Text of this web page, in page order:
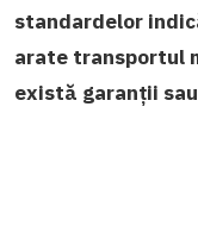
standardelor
arate transportul
există garanții